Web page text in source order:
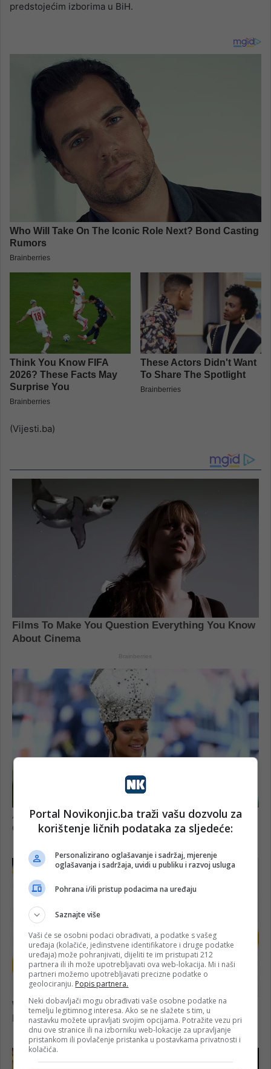
predstojećim izborima u BiH.
(Vijesti.ba)
Portal Novikonjic.ba traži vašu dozvolu za
korištenje ličnih podataka za sljedeće:
Personalizirano oglašavanje i sadržaj, mjerenje
oglašavanja i sadržaja, uvidi u publiku i razvoj usluga
Pohrana i/ili pristup podacima na uređaju
Saznajte više
Vaši će se osobni podaci obrađivati, a podatke s vašeg
uređaja (kolačiće, jedinstvene identifikatore i druge podatke
uređaja) može pohranjivati, dijeliti te im pristupati 212
partnera ili ih može upotrebljavati ova web-lokacija. Mi i naši
partneri možemo upotrebljavati precizne podatke o
geolociranju. Popis partnera.
Neki dobavljači mogu obrađivati vaše osobne podatke na
temelju legitimnog interesa. Ako se ne slažete s tim, u
nastavku možete upravljati svojim opcijama. Potražite vezu pri
dnu ove stranice ili na izborniku web-lokacije za upravljanje
pristankom ili povlačenje pristanka u postavkama privatnosti i
kolačića.